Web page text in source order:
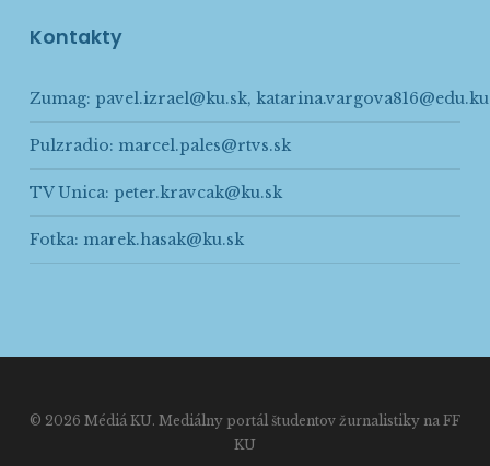
Kontakty
Zumag: pavel.izrael@ku.sk,
Pulzradio: marcel.pales@rtvs.sk
TV Unica: peter.kravcak@ku.sk
Fotka: marek.hasak@ku.sk
© 2026 Médiá KU. Mediálny portál študentov žurnalistiky na FF
KU